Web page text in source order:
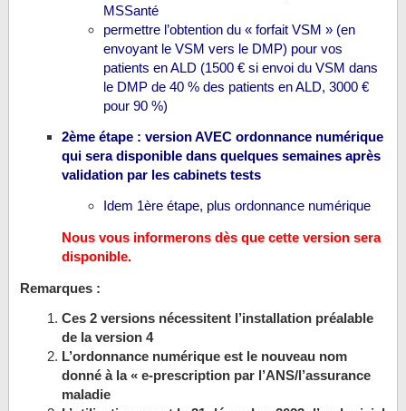
MSSanté
permettre l’obtention du « forfait VSM » (en
envoyant le VSM vers le DMP) pour vos
patients en ALD (1500 € si envoi du VSM dans
le DMP de 40 % des patients en ALD, 3000 €
pour 90 %)
2ème étape : version AVEC ordonnance numérique
qui sera disponible dans quelques semaines après
validation par les cabinets tests
Idem 1ère étape, plus ordonnance numérique
Nous vous informerons dès que cette version sera
disponible.
Remarques :
Ces 2 versions nécessitent l’installation préalable
de la version 4
L’ordonnance numérique est le nouveau nom
donné à la « e-prescription par l’ANS/l’assurance
maladie